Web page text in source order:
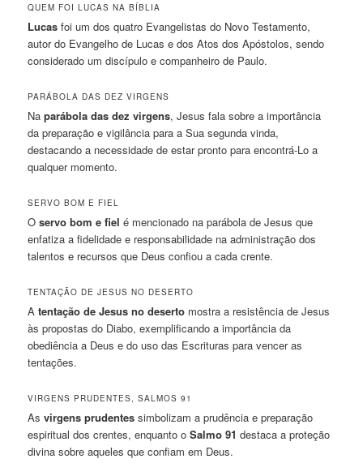
QUEM FOI LUCAS NA BÍBLIA
Lucas foi um dos quatro Evangelistas do Novo Testamento,
autor do Evangelho de Lucas e dos Atos dos Apóstolos, sendo
considerado um discípulo e companheiro de Paulo.
PARÁBOLA DAS DEZ VIRGENS
Naparábola das dez virgens, Jesus fala sobre a importância
da preparação e vigilância para a Sua segunda vinda,
destacando a necessidade de estar pronto para encontrá-Lo a
qualquer momento.
SERVO BOM E FIEL
Oservo bom e fiel é mencionado na parábola de Jesus que
enfatiza a fidelidade e responsabilidade na administração dos
talentos e recursos que Deus confiou a cada crente.
TENTAÇÃO DE JESUS NO DESERTO
Atentação de Jesus no deserto mostra a resistência de Jesus
às propostas do Diabo, exemplificando a importância da
obediência a Deus e do uso das Escrituras para vencer as
tentações.
VIRGENS PRUDENTES, SALMOS 91
Asvirgens prudentes simbolizam a prudência e preparação
espiritual dos crentes, enquanto oSalmo 91 destaca a proteção
divina sobre aqueles que confiam em Deus.